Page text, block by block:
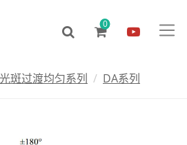
0
光斑过渡均匀系列 DA系列